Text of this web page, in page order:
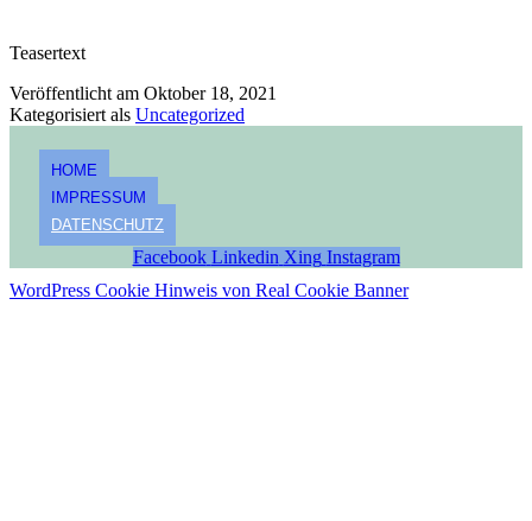
Teasertext
Veröffentlicht am Oktober 18, 2021
Kategorisiert als Uncategorized
HOME
IMPRESSUM
DATENSCHUTZ
Facebook Linkedin Xing Instagram
WordPress Cookie Hinweis von Real Cookie Banner